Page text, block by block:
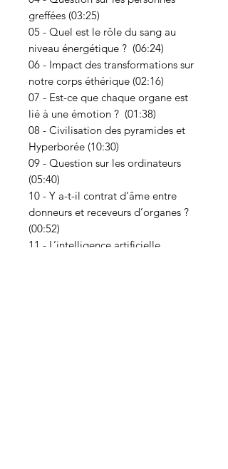
greffées (03:25)
05 - Quel est le rôle du sang au
niveau énergétique ? (06:24)
06 - Impact des transformations sur
notre corps éthérique (02:16)
07 - Est-ce que chaque organe est
lié à une émotion ? (01:38)
08 - Civilisation des pyramides et
Hyperborée (10:30)
09 - Question sur les ordinateurs
(05:40)
10 - Y a-t-il contrat d’âme entre
donneurs et receveurs d’organes ?
(00:52)
11 - L’intelligence artificielle